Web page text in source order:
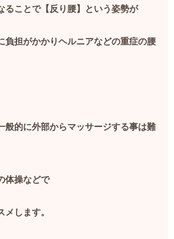
ることで【反り腰】という姿勢が
負担がかかりヘルニアなどの重症の腰
般的に外部からマッサージする事は難
体操などで
します。